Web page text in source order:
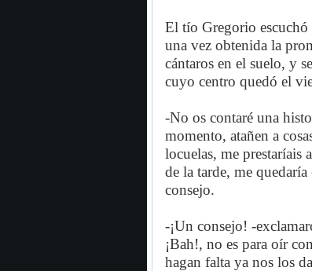
El tío Gregorio escuchó
una vez obtenida la
cántaros en el suelo, y
cuyo centro quedó el
-No os contaré una
momento, atañen a
locuelas, me prestaríais
de la tarde, me
consejo.
-¡Un consejo! -
¡Bah!, no es para oír
hagan falta ya nos los